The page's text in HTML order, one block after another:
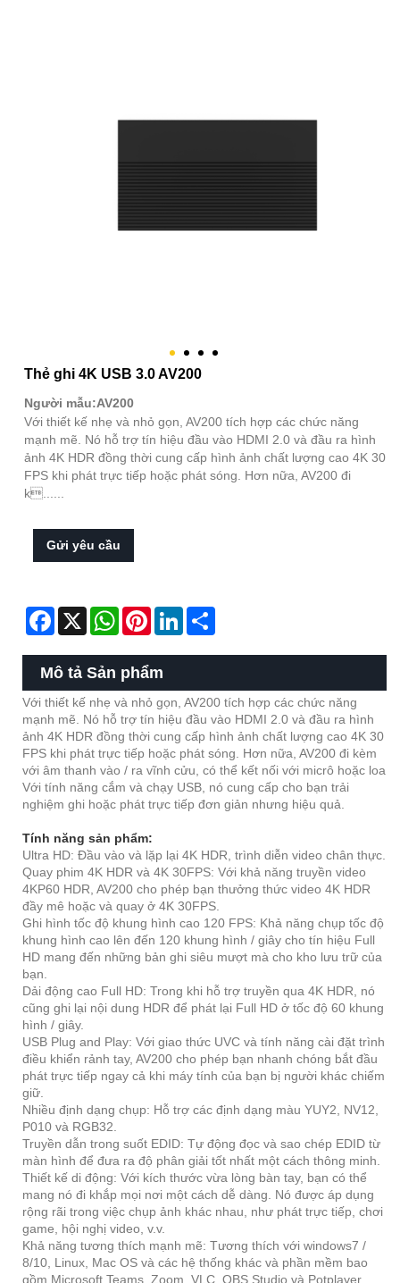
Thẻ ghi 4K USB 3.0 AV200
Người mẫu:AV200
Với thiết kế nhẹ và nhỏ gọn, AV200 tích hợp các chức năng
mạnh mẽ. Nó hỗ trợ tín hiệu đầu vào HDMI 2.0 và đầu ra hình
ảnh 4K HDR đồng thời cung cấp hình ảnh chất lượng cao 4K 30
FPS khi phát trực tiếp hoặc phát sóng. Hơn nữa, AV200 đi
k......
Gửi yêu cầu
Facebook
X WhatsAppPinterestLinkedIn
Mô tả Sản phẩm
Với thiết kế nhẹ và nhỏ gọn, AV200 tích hợp các chức năng
mạnh mẽ. Nó hỗ trợ tín hiệu đầu vào HDMI 2.0 và đầu ra hình
ảnh 4K HDR đồng thời cung cấp hình ảnh chất lượng cao 4K 30
FPS khi phát trực tiếp hoặc phát sóng. Hơn nữa, AV200 đi kèm
với âm thanh vào / ra vĩnh cửu, có thể kết nối với micrô hoặc loa.
Với tính năng cắm và chạy USB, nó cung cấp cho bạn trải
nghiệm ghi hoặc phát trực tiếp đơn giản nhưng hiệu quả.
Tính năng sản phẩm:
Ultra HD: Đầu vào và lặp lại 4K HDR, trình diễn video chân thực.
Quay phim 4K HDR và ​​4K 30FPS: Với khả năng truyền video
4KP60 HDR, AV200 cho phép bạn thưởng thức video 4K HDR
đầy mê hoặc và quay ở 4K 30FPS.
Ghi hình tốc độ khung hình cao 120 FPS: Khả năng chụp tốc độ
khung hình cao lên đến 120 khung hình / giây cho tín hiệu Full
HD mang đến những bản ghi siêu mượt mà cho kho lưu trữ của
bạn.
Dải động cao Full HD: Trong khi hỗ trợ truyền qua 4K HDR, nó
cũng ghi lại nội dung HDR để phát lại Full HD ở tốc độ 60 khung
hình / giây.
USB Plug and Play: Với giao thức UVC và tính năng cài đặt trình
điều khiển rảnh tay, AV200 cho phép bạn nhanh chóng bắt đầu
phát trực tiếp ngay cả khi máy tính của bạn bị người khác chiếm
giữ.
Nhiều định dạng chụp: Hỗ trợ các định dạng màu YUY2, NV12,
P010 và RGB32.
Truyền dẫn trong suốt EDID: Tự động đọc và sao chép EDID từ
màn hình để đưa ra độ phân giải tốt nhất một cách thông minh.
Thiết kế di động: Với kích thước vừa lòng bàn tay, bạn có thể
mang nó đi khắp mọi nơi một cách dễ dàng. Nó được áp dụng
rộng rãi trong việc chụp ảnh khác nhau, như phát trực tiếp, chơi
game, hội nghị video, v.v.
Khả năng tương thích mạnh mẽ: Tương thích với windows7 /
8/10, Linux, Mac OS và các hệ thống khác và phần mềm bao
gồm Microsoft Teams, Zoom, VLC, OBS Studio và Potplayer.